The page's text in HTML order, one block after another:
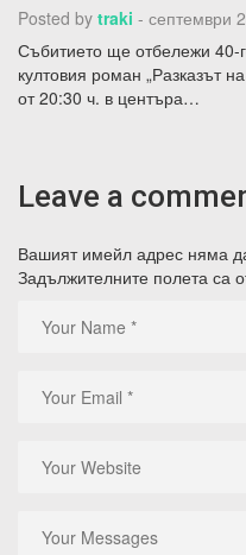
Posted by traki - септември
Събитието ще отбележи 40-
култовия роман „Разказът
от 20:30 ч. в центъра…
Leave a
Вашият имейл адрес няма
Задължителните полета са